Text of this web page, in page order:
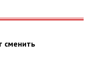
сменить